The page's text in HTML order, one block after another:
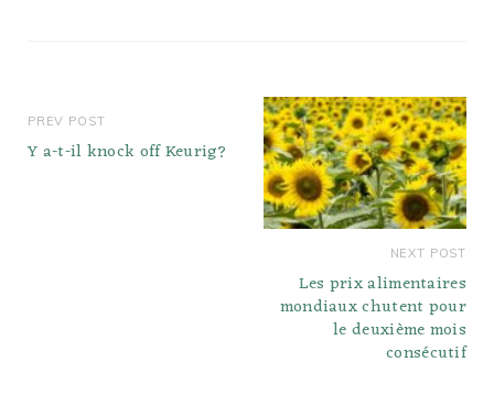
PREV POST
Y a-t-il knock off Keurig?
NEXT POST
Les prix alimentaires
mondiaux chutent pour
le deuxième mois
consécutif